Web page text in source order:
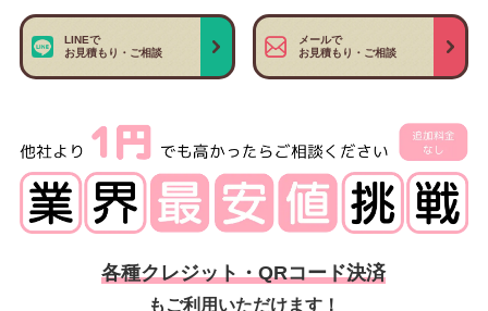
LINEで
お見積もり・ご相談
メールで
お見積もり・ご相談
各種クレジット・QRコード決済
もご利用いただけます！